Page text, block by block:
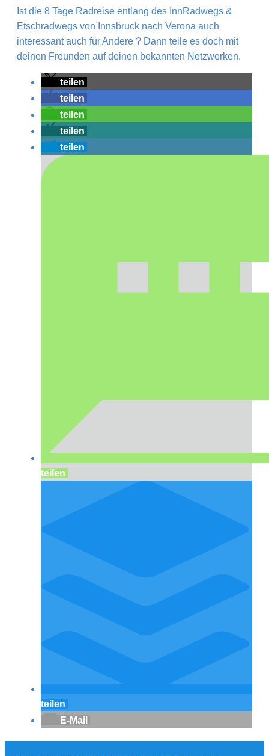
Ist die 8 Tage Radreise entlang des InnRadwegs &
Etschradwegs von Innsbruck nach Verona auch
interessant auch für Andere ? Dann teile es doch mit
deinen Freunden auf deinen bekannten Netzwerken.
teilen
teilen
teilen
teilen
teilen
teilen
teilen
E-Mail